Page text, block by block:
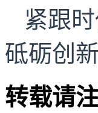
紧跟
砥砺创
转载请